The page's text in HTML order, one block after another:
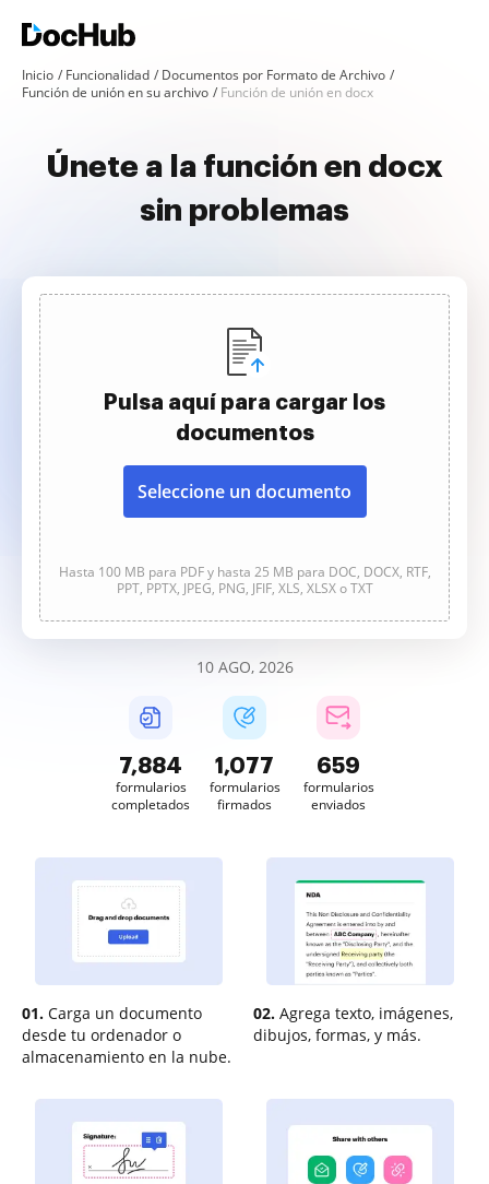
Inicio Funcionalidad
Documentos por Formato de Archivo
Función de unión en su archivo
Función de unión en docx
Únete a la función en docx
sin problemas
Pulsa aquí para cargar los
documentos
Seleccione un documento
Hasta 100 MB para PDF y hasta 25 MB para DOC, DOCX, RTF,
PPT, PPTX, JPEG, PNG, JFIF, XLS, XLSX o TXT
10 AGO, 2026
7,885
formularios
completados
1,077
formularios
firmados
659
formularios
enviados
01. Carga un documento
desde tu ordenador o
almacenamiento en la nube.
02. Agrega texto, imágenes,
dibujos, formas, y más.